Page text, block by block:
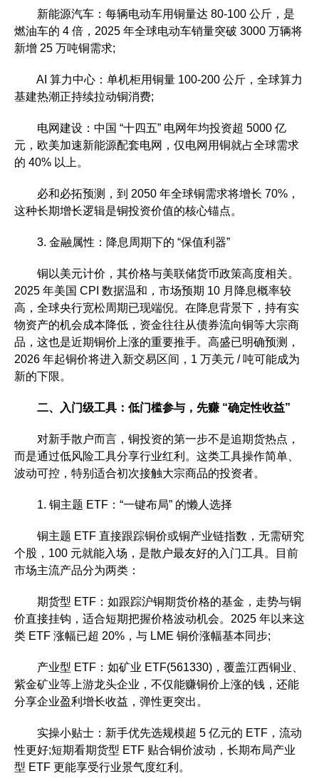
新能源汽车：每辆电动车用铜量达 80-100 公斤，是
燃油车的 4 倍，2025 年全球电动车销量突破 3000 万辆将
新增 25 万吨铜需求;
AI 算力中心：单机柜用铜量 100-200 公斤，全球算力
基建热潮正持续拉动铜消费;
电网建设：中国 “十四五” 电网年均投资超 5000 亿
元，欧美加速新能源配套电网，仅电网用铜就占全球需求
的 40% 以上。
必和必拓预测，到 2050 年全球铜需求将增长 70%，
这种长期增长逻辑是铜投资价值的核心锚点。
3. 金融属性：降息周期下的 “保值利器”
铜以美元计价，其价格与美联储货币政策高度相关。
2025 年美国 CPI 数据温和，市场预期 10 月降息概率较
高，全球央行宽松周期已现端倪。在降息背景下，持有实
物资产的机会成本降低，资金往往从债券流向铜等大宗商
品，这也是近期铜价上涨的重要推手。高盛已明确预测，
2026 年起铜价将进入新交易区间，1 万美元 / 吨可能成为
新的下限。
二、入门级工具：低门槛参与，先赚 “确定性收益”
对新手散户而言，铜投资的第一步不是追期货热点，
而是通过低风险工具分享行业红利。这类工具操作简单、
波动可控，特别适合初次接触大宗商品的投资者。
1. 铜主题 ETF：“一键布局” 的懒人选择
铜主题 ETF 直接跟踪铜价或铜产业链指数，无需研究
个股，100 元就能入场，是散户最友好的入门工具。目前
市场主流产品分为两类：
期货型 ETF：如跟踪沪铜期货价格的基金，走势与铜
价直接挂钩，适合短期把握价格波动机会。2025 年以来这
类 ETF 涨幅已超 20%，与 LME 铜价涨幅基本同步;
产业型 ETF：如矿业 ETF(561330)，覆盖江西铜业、
紫金矿业等上游龙头企业，不仅能赚铜价上涨的钱，还能
分享企业盈利增长收益，弹性更突出。
实操小贴士：新手优先选规模超 5 亿元的 ETF，流动
性更好;短期看期货型 ETF 贴合铜价波动，长期布局产业
型 ETF 更能享受行业景气度红利。